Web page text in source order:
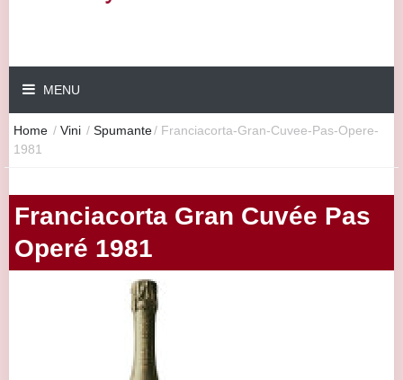
MENU
Home / Vini / Spumante/ Franciacorta-Gran-Cuvee-Pas-Opere-
1981
Franciacorta Gran Cuvée Pas
Operé 1981